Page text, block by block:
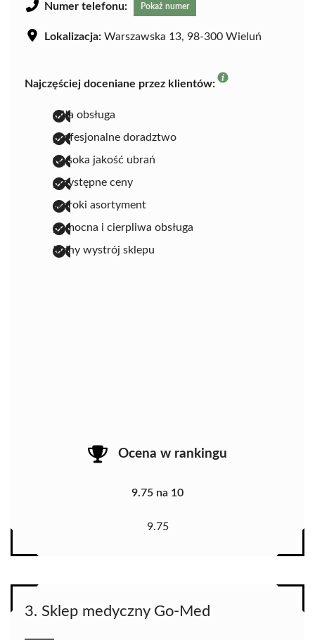
Numer telefonu: Pokaż numer
Lokalizacja: Warszawska 13, 98-300 Wieluń
Najczęściej doceniane przez klientów:
miła obsługa
profesjonalne doradztwo
wysoka jakość ubrań
przystępne ceny
szeroki asortyment
pomocna i cierpliwa obsługa
ładny wystrój sklepu
Ocena w rankingu
9.75 na 10
9.75
3. Sklep medyczny Go-Med